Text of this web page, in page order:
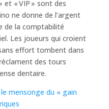
et « VIP » sont des
ne donne de l’argent
de la comptabilité
Les joueurs qui croient
effort tombent dans
des tours
dentaire.
mensonge du « gain